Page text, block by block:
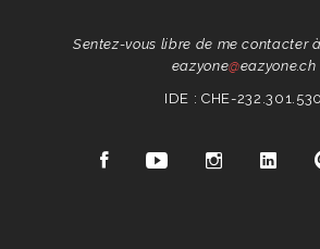
Sentez-vous libre de me contacter
eazyone@eazyone.ch
IDE : CHE-232.301.530